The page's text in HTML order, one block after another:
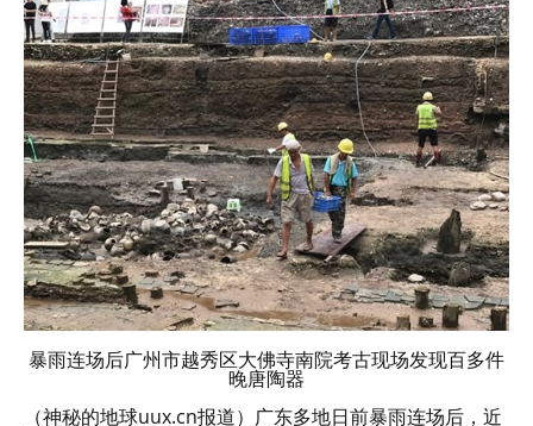
暴雨连场后广州市越秀区大佛寺南院考古现场发现百多件
晚唐陶器
（神秘的地球uux.cn报道）广东多地日前暴雨连场后，近